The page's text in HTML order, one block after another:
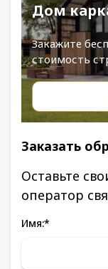
Дом
Закажите
стоимость
Заказать
Оставьте
оператор
Имя:*